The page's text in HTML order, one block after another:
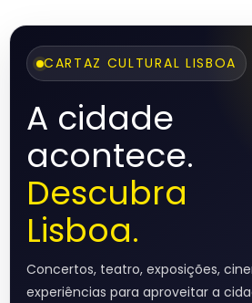
CARTAZ CULTURAL LISBOA
A cidade
acontece.
Descubra
Lisboa.
Concertos, teatro, exposições,
experiências para aproveitar a